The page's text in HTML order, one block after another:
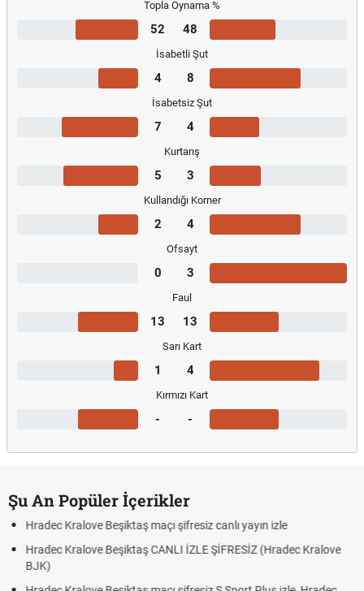
Topla Oynama %
52 48
İsabetli Şut
4 8
İsabetsiz Şut
7 4
Kurtarış
5 3
Kullandığı Korner
2 4
Ofsayt
0 3
Faul
13 13
Sarı Kart
1 4
Kırmızı Kart
- -
Şu An Popüler İçerikler
canlı yayın izle
ŞİFRESİZ (Hradec Kralove
Hradec Kralove - Beşiktaş maçı
Hradec Kralove Beşiktaş maçı